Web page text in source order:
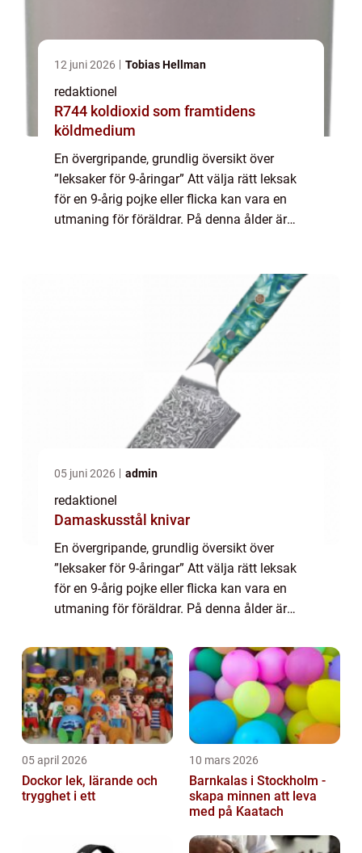
12 juni 2026 Tobias Hellman
redaktionel
R744 koldioxid som framtidens
köldmedium
En övergripande, grundlig översikt över
”leksaker för 9-åringar” Att välja rätt leksak
för en 9-årig pojke eller flicka kan vara en
utmaning för föräldrar. På denna ålder är
05 juni 2026 admin
redaktionel
Damaskusstål knivar
En övergripande, grundlig översikt över
”leksaker för 9-åringar” Att välja rätt leksak
för en 9-årig pojke eller flicka kan vara en
utmaning för föräldrar. På denna ålder är
både fysiskt och intell...
05 april 2026
Dockor lek, lärande och
trygghet i ett
10 mars 2026
Barnkalas i Stockholm -
skapa minnen att leva
med på Kaatach